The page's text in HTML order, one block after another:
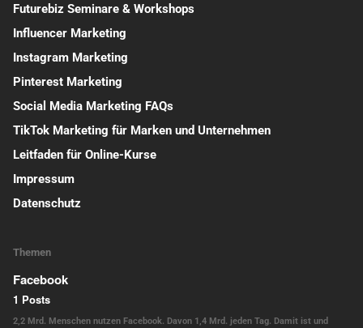
Futurebiz Seminare & Workshops
Influencer Marketing
Instagram Marketing
Pinterest Marketing
Social Media Marketing FAQs
TikTok Marketing für Marken und Unternehmen
Leitfaden für Online-Kurse
Impressum
Datenschutz
Themen
Facebook
1 Posts
2,2 Mrd. Menschen nutzen Facebook. Davon 1,4 Mrd. jeden Tag. Damit ist und